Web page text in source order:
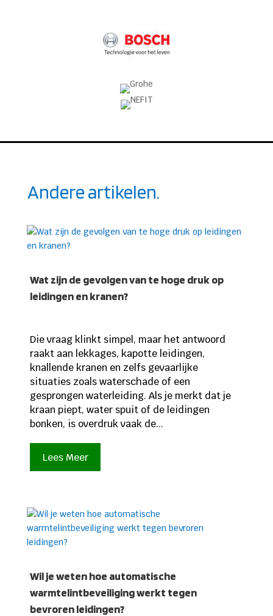
Andere artikelen.
Wat zijn de gevolgen van te hoge druk op
leidingen en kranen?
Die vraag klinkt simpel, maar het antwoord
raakt aan lekkages, kapotte leidingen,
knallende kranen en zelfs gevaarlijke
situaties zoals waterschade of een
gesprongen waterleiding. Als je merkt dat je
kraan piept, water spuit of de leidingen
bonken, is overdruk vaak de...
Lees Meer
Wil je weten hoe automatische
warmtelintbeveiliging werkt tegen
bevroren leidingen?